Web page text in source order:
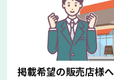
掲載希望の販売店様へ